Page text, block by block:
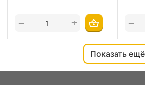
+
− −
Показать ещё